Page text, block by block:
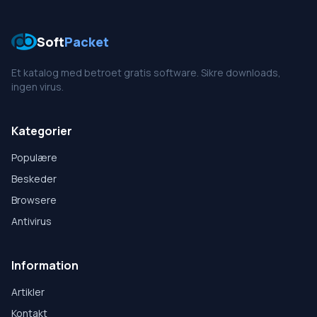
SoftPacket
Et katalog med betroet gratis software. Sikre downloads,
ingen virus.
Kategorier
Populære
Beskeder
Browsere
Antivirus
Information
Artikler
Kontakt